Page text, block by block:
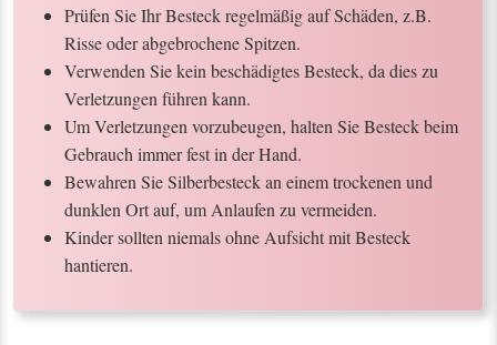
Prüfen Sie Ihr Besteck regelmäßig auf Schäden, z.B.
Risse oder abgebrochene Spitzen.
Verwenden Sie kein beschädigtes Besteck, da dies zu
Verletzungen führen kann.
Um Verletzungen vorzubeugen, halten Sie Besteck beim
Gebrauch immer fest in der Hand.
Bewahren Sie Silberbesteck an einem trockenen und
dunklen Ort auf, um Anlaufen zu vermeiden.
Kinder sollten niemals ohne Aufsicht mit Besteck
hantieren.